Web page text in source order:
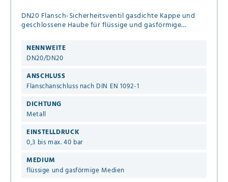
DN20 Flansch-Sicherheitsventil gasdichte Kappe und
geschlossene Haube für flüssige und gasförmige
NENNWEITE
DN20/DN20
ANSCHLUSS
Flanschanschluss nach DIN EN 1092-1
DICHTUNG
Metall
EINSTELLDRUCK
0,3 bis max. 40 bar
MEDIUM
flüssige und gasförmige Medien